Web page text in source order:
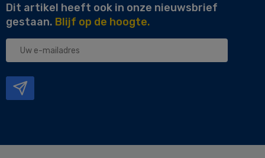
Dit artikel heeft ook in onze nieuwsbrief
gestaan. Blijf op de hoogte.
Uw